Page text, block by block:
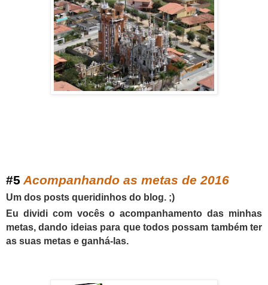
#5 Acompanhando as metas de 2016
Um dos posts queridinhos do blog. ;)
Eu dividi com vocês o acompanhamento das minhas
metas, dando ideias para que todos possam também ter
as suas metas e ganhá-las.